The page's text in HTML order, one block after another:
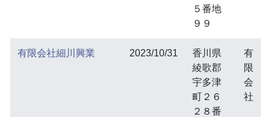
５番地
９９
有限会社細川興業 2023/10/31
香川県
綾歌郡
宇多津
町２６
２８番
有
限
会
社